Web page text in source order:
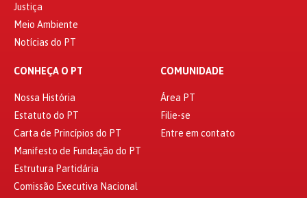
Justiça
Meio Ambiente
Notícias do PT
CONHEÇA O PT
Nossa História
Estatuto do PT
Carta de Princípios do PT
Manifesto de Fundação do PT
Estrutura Partidária
Comissão Executiva Nacional
COMUNIDADE
Área PT
Filie-se
Entre em contato